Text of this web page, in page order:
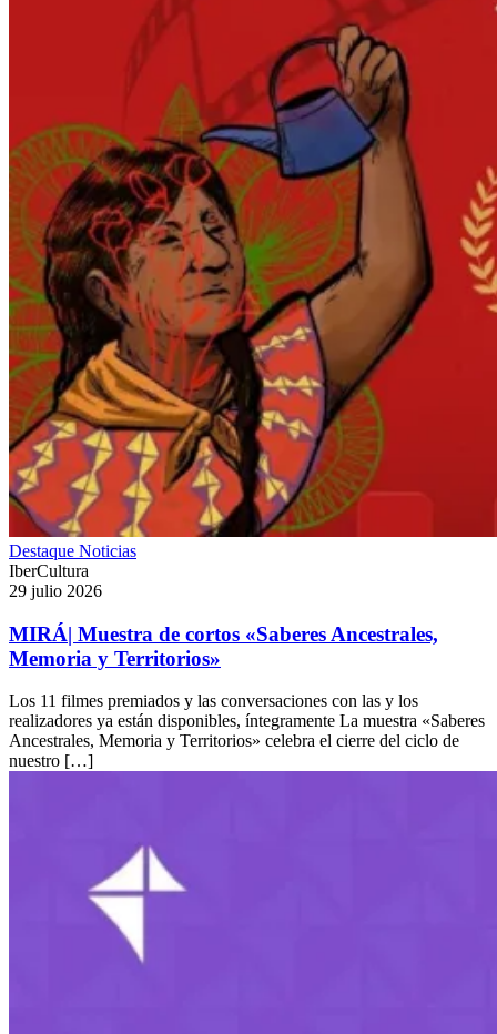
Destaque Noticias
IberCultura
29 julio 2026
MIRÁ| Muestra de cortos «Saberes Ancestrales,
Memoria y Territorios»
Los 11 filmes premiados y las conversaciones con las y los
realizadores ya están disponibles, íntegramente La muestra «Saberes
Ancestrales, Memoria y Territorios» celebra el cierre del ciclo de
nuestro […]